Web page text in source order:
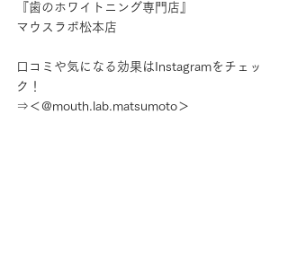
『歯のホワイトニング専門店』
マウスラボ松本店
口コミや気になる効果はInstagramをチェッ
ク！
⇒＜@mouth.lab.matsumoto＞